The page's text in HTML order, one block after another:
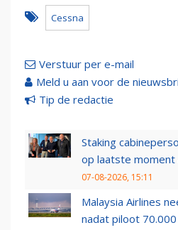
Cessna
Verstuur per e-mail
Meld u aan voor de
Tip de redactie
Staking
op laatste moment
07-08-2026, 15:11
Malaysia Airlines
nadat piloot